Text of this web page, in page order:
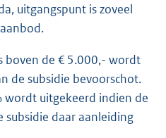
uitgangspunt is zoveel
boven de € 5.000,- wordt
de subsidie bevoorschot.
wordt uitgekeerd indien de
subsidie daar aanleiding